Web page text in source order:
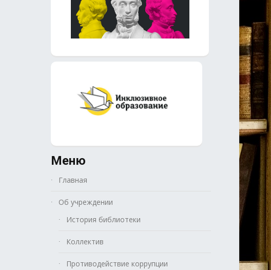
Меню
Главная
Об учреждении
История библиотеки
Коллектив
Противодействие коррупции